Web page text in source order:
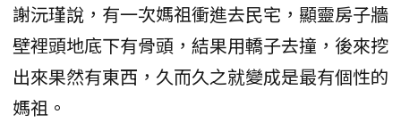
謝沅瑾說，有一次媽祖衝進去民宅，顯靈房子牆
壁裡頭地底下有骨頭，結果用轎子去撞，後來挖
出來果然有東西，久而久之就變成是最有個性的
媽祖。